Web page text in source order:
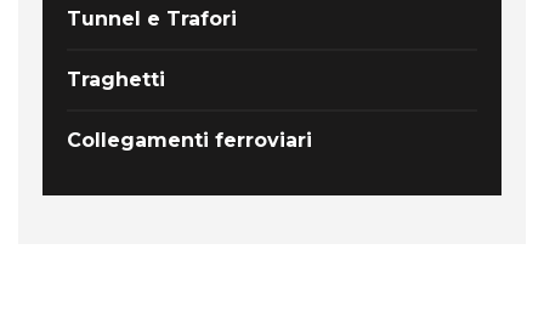
Tunnel e Trafori
Traghetti
Collegamenti ferroviari